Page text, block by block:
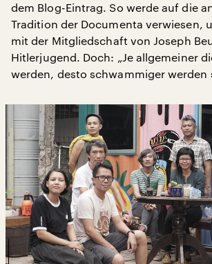
dem Blog-Eintrag. So werde auf die
Tradition der Documenta verwiesen,
mit der Mitgliedschaft von Joseph
Hitlerjugend. Doch: „Je allgemeiner
werden, desto schwammiger werden